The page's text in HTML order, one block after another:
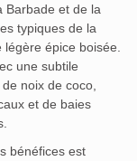
Barbade et de la
typiques de la
épice boisée.
une subtile
noix de coco,
et de baies
bénéfices est